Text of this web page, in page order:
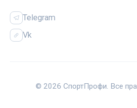
Telegram
Vk
© 2026 СпортПрофи. Все